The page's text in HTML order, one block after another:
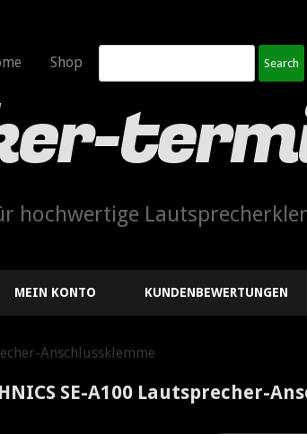
Shop
hochwertige
MEIN KONTO KUNDENBEWERTUNGEN
Anschlussklemme
SE-A100 Lautsprecher-